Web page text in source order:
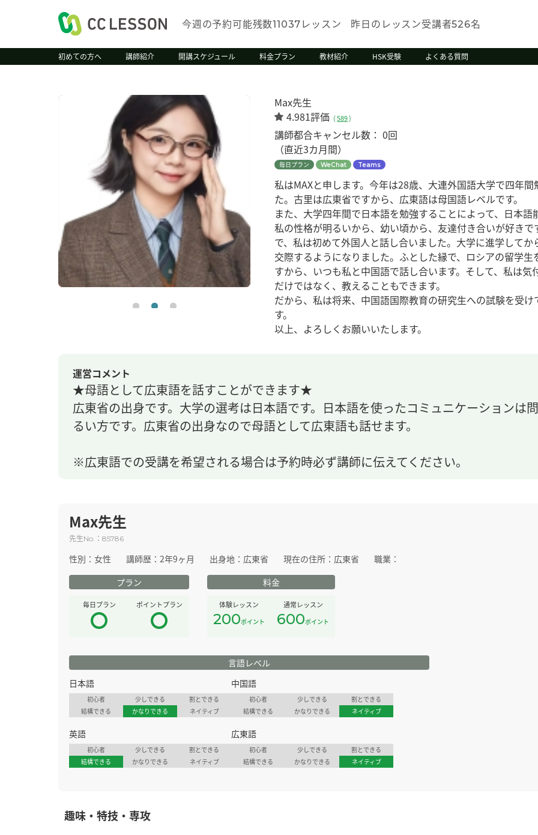
今週の予約可能残数11037 レッスン 昨日のレッスン受講者526名
初めての方へ 講師紹介 開講スケジュール 料金プラン 教材紹介 HSK受験 よくある質問
Max先生
4.981評価 (589)
講師都合キャンセル数： 0回
（直近3カ月間）
毎日プラン WeChat Teams
私はMAXと申します。今年は28歳、大連外国語大学で四年
た。古里は広東省ですから、広東語は母国語レベルです。
また、大学四年間で日本語を勉強することによって、日本語
私の性格が明るいから、幼い頃から、友達付き合いが好き
で、私は初めて外国人と話し合いました。大学に進学して
交際するようになりました。ふとした縁で、ロシアの留学
すから、いつも私と中国語で話し合います。そして、私は
だけではなく、教えることもできます。
だから、私は将来、中国語国際教育の研究生への試験を受
す。
以上、よろしくお願いいたします。
運営コメント
★母語として広東語を話すことができます★
広東省の出身です。大学の選考は日本語です。日本語を使ったコミュニケーションは
るい方です。広東省の出身なので母語として広東語も話せます。
※広東語での受講を希望される場合は予約時必ず講師に伝えてください。
Max先生
先生No. ： 85786
性別： 女性 講師歴： 2年9ヶ月 出身地： 広東省 現在の住所： 広東省
職業：
プラン
毎日プラン ポイントプラン
料金
体験レッスン
200ポイント
通常レッスン
600ポイント
言語レベル
日本語
初心者 少しできる
割とできる
結構できる
かなりできる ネイティブ
中国語
初心者 少しできる
割とできる
結構できる
かなりできる ネイティブ
英語
初心者 少しできる
割とできる
結構できる
かなりできる ネイティブ
広東語
初心者 少しできる
割とできる
結構できる
かなりできる ネイティブ
趣味・特技・専攻